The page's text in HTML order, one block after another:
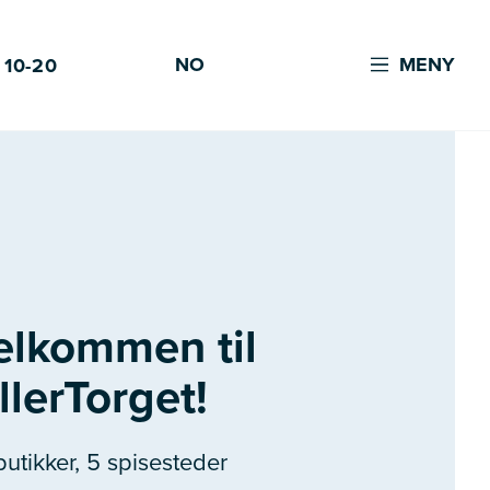
20 NO MENY
til
5 spisesteder